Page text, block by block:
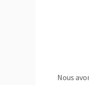
Nous